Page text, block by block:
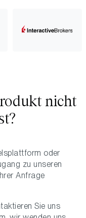
nicht
oder
zu unseren
Anfrage
Sie uns